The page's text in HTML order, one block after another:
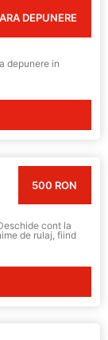
DEPUNERE
depunere in
500 RON
cont la
de rulaj, fiind